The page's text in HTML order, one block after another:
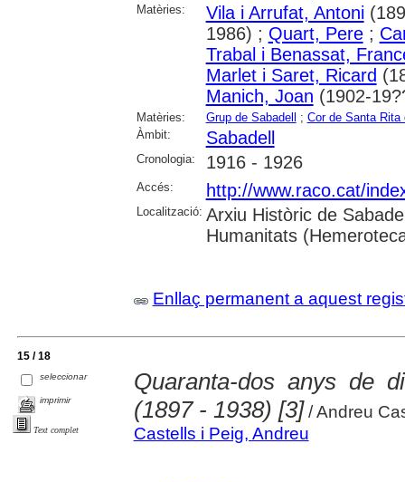
Matèries:
Vila i Arrufat, Antoni
1986) ; Quart, Pere;
Trabal i Benassat,
Marlet i Saret, Ricard
Manich, Joan (1902-
Matèries: Grup de Sabadell ; Cor de Santa Rita
Àmbit:
Sabadell
Cronologia: 1916 - 1926
Accés: http://www.raco.cat/
Localització: Arxiu Històric de
Humanitats
Enllaç permanent a aquest
15 / 18
seleccionar
imprimir
Text complet
Quaranta-dos anys de
(1897 - 1938) [3]/ Andreu
Castells i Peig, Andreu